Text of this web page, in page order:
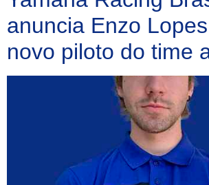
anuncia Enzo
novo piloto do time